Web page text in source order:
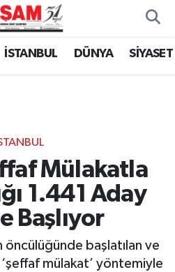
İSTANBUL DÜNYA SİYASET
Mülakatla
1.441 Aday
Başlıyor
öncülüğünde başlatılan ve
mülakat’ yöntemiyle